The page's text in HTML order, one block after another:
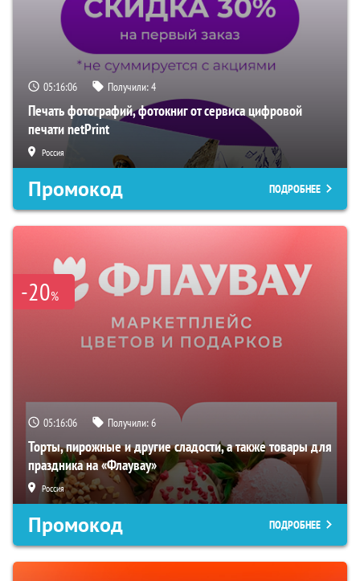
05:16:05 Получили:4
Печать фотографий, фотокниг от сервиса цифровой
печати netPrint
Россия
Промокод ПОДРОБНЕЕ
-20%
05:16:05 Получили:6
Торты, пирожные и другие сладости, а также товары для
праздника на «Флаувау»
Россия
Промокод ПОДРОБНЕЕ